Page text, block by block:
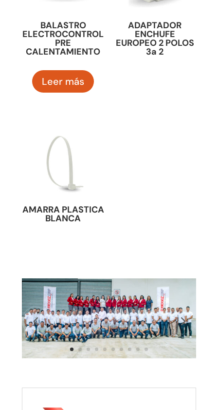
BALASTRO
ELECTROCONTROL
PRE
CALENTAMIENTO
Leer más
ADAPTADOR
ENCHUFE
EUROPEO 2 POLOS
3a 2
AMARRA PLASTICA
BLANCA